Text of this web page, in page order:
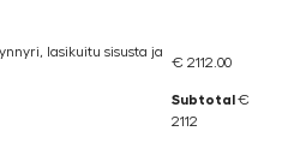
lasikuitu sisusta ja
€ 2112.00
Subtotal €
2112